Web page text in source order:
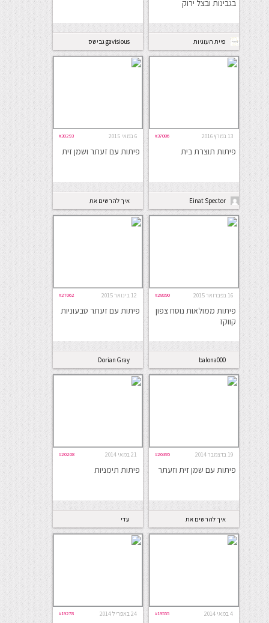
בגבינות ובצל ירוק
פיית העוגיות gavisious גבישס
13 במרץ 2016 #37086
פיתות תוצרת בית
Einat Spector
6 במאי 2015 #30293
פיתות עם זעתר ושמן זית
איך להרשים את
חמותך
16 בפברואר 2015 #28090
פיתות ממולאות נוסח צפון
קווקז
balona000
12 בינואר 2015 #27062
פיתות עם זעתר טבעוניות
Dorian Gray
19 בדצמבר 2014 #26395
פיתות עם שמן זית וזעתר
איך להרשים את
חמותך
21 במאי 2014 #20208
פיתות תימניות
עדי
4 במאי 2014 #19555 24 באפריל 2014 #19278